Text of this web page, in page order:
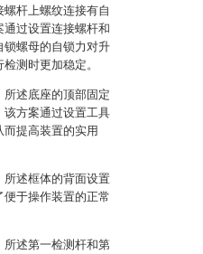
杆上螺纹连接有自
过设置连接螺杆和
锁螺母的自锁力对升
测时更加稳定。
述底座的顶部固定
该方案通过设置工具
提高装置的实用
所述框体的背面设置
于操作装置的正常
所述第一检测杆和第